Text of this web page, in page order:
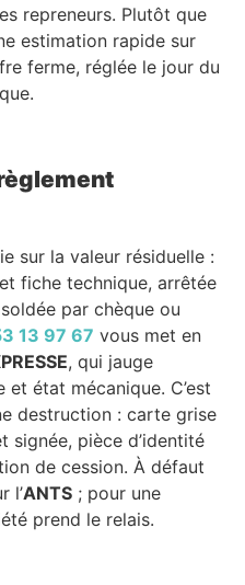
repreneurs. Plutôt que
estimation rapide sur
ferme, réglée le jour du
sur la valeur résiduelle :
fiche technique, arrêtée
par chèque ou
13 97 67 vous met en
, qui jauge
état mécanique. C’est
destruction : carte grise
signée, pièce d’identité
de cession. À défaut
l’ANTS ; pour une
prend le relais.